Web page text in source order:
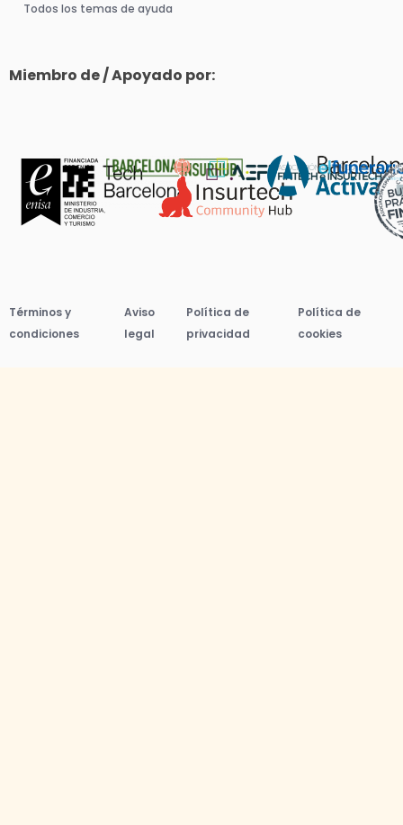
Todos los temas de ayuda
Miembro de / Apoyado por:
Términos y
condiciones
Aviso
legal
Política de
privacidad
Política de
cookies